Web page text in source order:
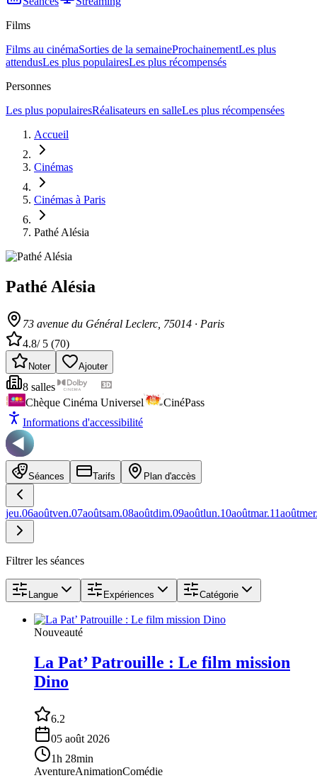
Films
Films au cinémaSorties de la semaineProchainementLes plus
attendusLes plus populairesLes plus récompensés
Personnes
Les plus populairesRéalisateurs en salleLes plus récompensées
Accueil
Cinémas
Cinémas à Paris
Pathé Alésia
Pathé Alésia
73 avenue du Général Leclerc , 75014 · Paris
4.8/ 5 (70)
Noter Ajouter
8 salles
Chèque Cinéma Universel
CinéPass
Informations d'accessibilité
Séances Tarifs Plan d'accès
jeu.06aoûtven.07aoûtsam.08aoûtdim.09aoûtlun.10aoûtmar.11août
Filtrer les séances
Langue Expériences Catégorie
Nouveauté
La Pat’ Patrouille : Le film mission
Dino
6.2
05 août 2026
1h 28min
AventureAnimationComédie